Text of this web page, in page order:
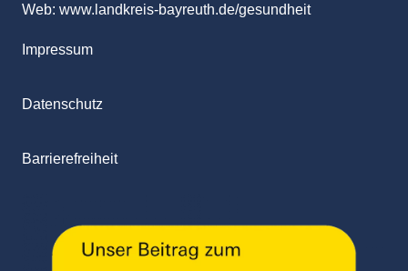
Web: www.landkreis-bayreuth.de/gesundheit
Impressum
Datenschutz
Barrierefreiheit